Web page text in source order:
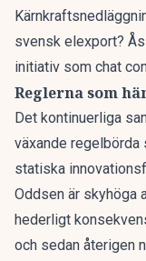
svensk elexport?
initiativ som chat
Reglerna som
Det kontinuerliga
växande regelbörda
statiska
Oddsen är
hederligt
och sedan återigen